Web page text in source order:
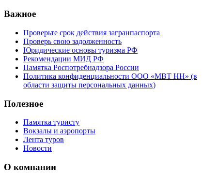
Важное
Проверьте срок действия загранпаспорта
Проверь свою задолженность
Юридические основы туризма РФ
Рекомендации МИД РФ
Памятка Роспотребнадзора России
Политика конфиденциальности ООО «МВТ НН» (в
области защиты персональных данных)
Полезное
Памятка туристу
Вокзалы и аэропорты
Лента туров
Новости
О компании